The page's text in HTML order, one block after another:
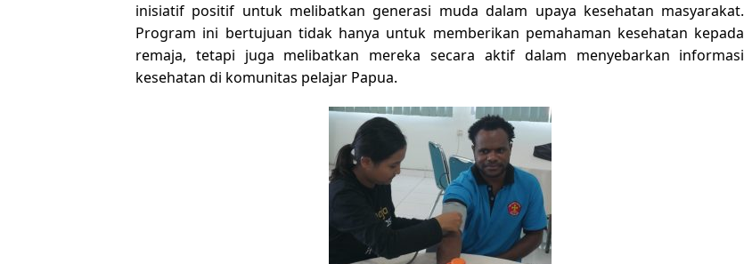
inisiatif positif untuk melibatkan generasi muda dalam upaya kesehatan masyarakat.
Program ini bertujuan tidak hanya untuk memberikan pemahaman kesehatan kepada
remaja, tetapi juga melibatkan mereka secara aktif dalam menyebarkan informasi
kesehatan di komunitas pelajar Papua.